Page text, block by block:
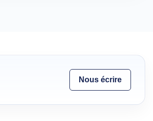
Nous écrire